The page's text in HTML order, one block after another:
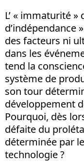
L’ « immaturité
d’indépendance
des facteurs ni
dans les
tend la
système de
son tour
développement
Pourquoi, dès
défaite du
déterminée par
technologie ?